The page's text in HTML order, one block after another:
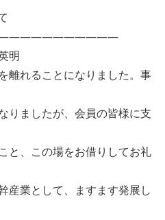
明
離れることになりました。事
りましたが、会員の皆様に支
と、この場をお借りしてお礼
産業として、ますます発展し